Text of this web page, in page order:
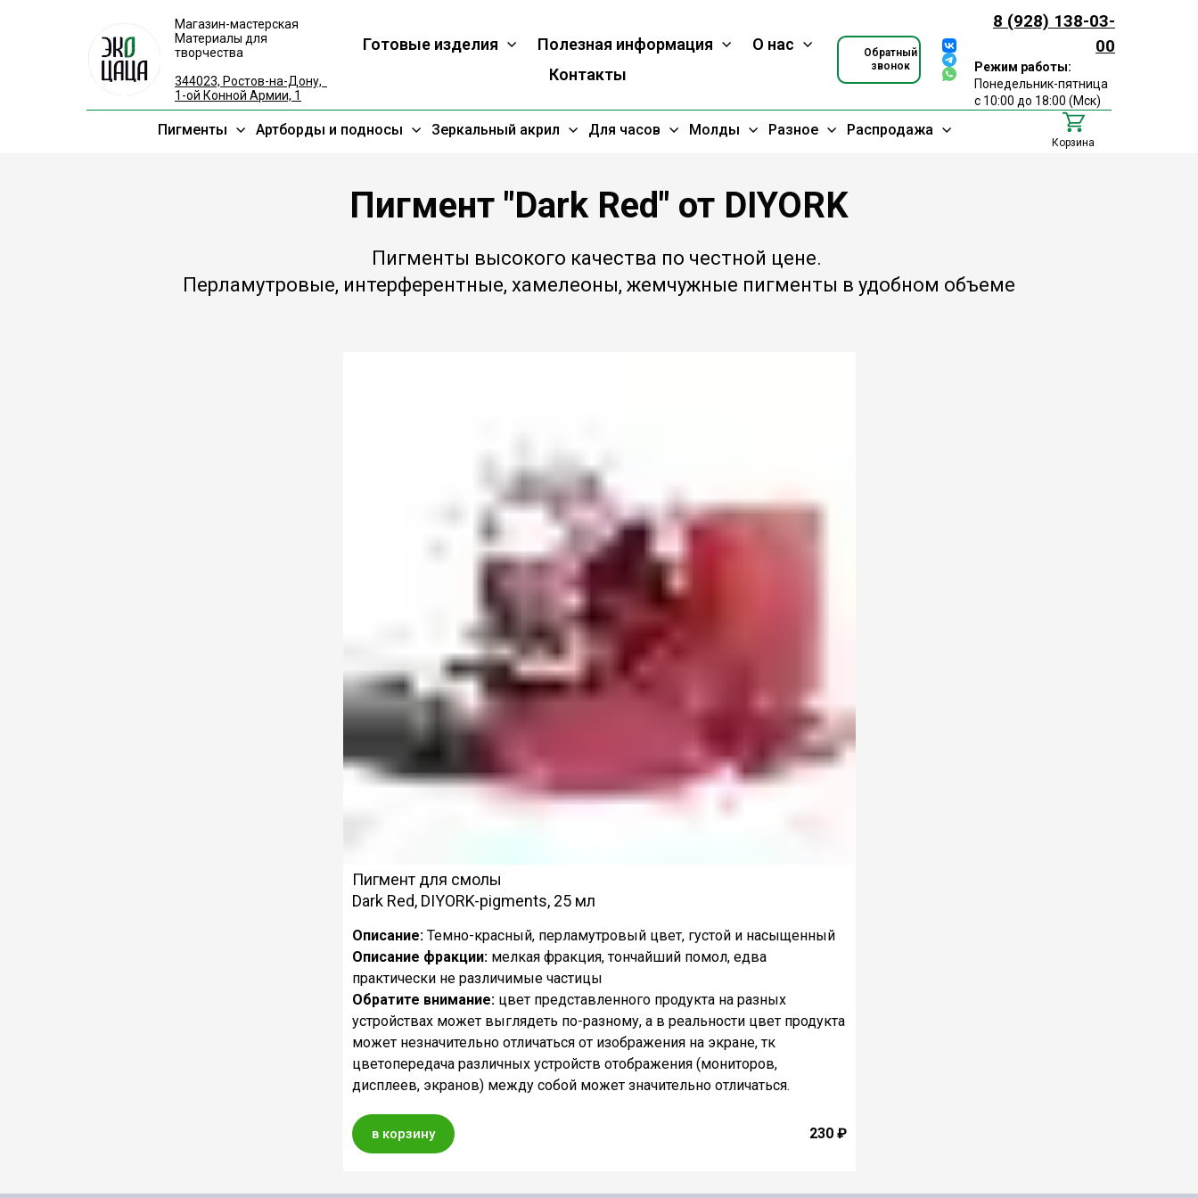
Магазин-мастерская
Материалы для
творчества
344023, Ростов-на-Дону,
1-ой Конной Армии, 1
Готовые изделия Полезная информация
О нас
Контакты
Обратный
звонок
8 (928) 138-03-
00
Режим работы:
Понедельник-пятница
с 10:00 до 18:00 (Мск)
Пигменты Артборды и подносы Зеркальный акрил Для часов Молды Разное Распродажа
Корзина
Пигмент "Dark Red" от DIYORK
Пигменты высокого качества по честной цене.
Перламутровые, интерферентные, хамелеоны, жемчужные пигменты в удобном объеме
Пигмент для смолы
Dark Red, DIYORK-pigments, 25 мл
Описание:Темно-красный, перламутровый цвет, густой и насыщенный
Описание фракции:мелкая фракция, тончайший помол, едва
практически не различимые частицы
Обратите внимание: цвет представленного продукта на разных
устройствах может выглядеть по-разному, а в реальности цвет продукта
может незначительно отличаться от изображения на экране, тк
цветопередача различных устройств отображения (мониторов,
дисплеев, экранов) между собой может значительно отличаться.
в корзину 230 ₽